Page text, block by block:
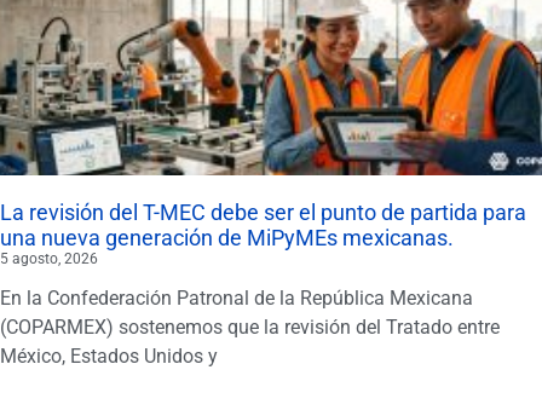
La revisión del T-MEC debe ser el punto de partida para
una nueva generación de MiPyMEs mexicanas.
5 agosto, 2026
En la Confederación Patronal de la República Mexicana
(COPARMEX) sostenemos que la revisión del Tratado entre
México, Estados Unidos y